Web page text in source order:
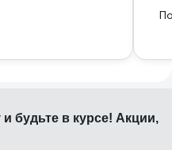
и будьте в курсе! Акции,